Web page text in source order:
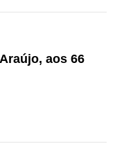
aos 66